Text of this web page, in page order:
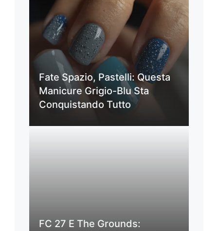
Fate Spazio, Pastelli: Questa
Manicure Grigio-Blu Sta
Conquistando Tutto
FC 27 E The Grounds: